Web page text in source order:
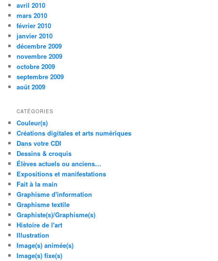
avril 2010
mars 2010
février 2010
janvier 2010
décembre 2009
novembre 2009
octobre 2009
septembre 2009
août 2009
CATÉGORIES
Couleur(s)
Créations digitales et arts numériques
Dans votre CDI
Dessins & croquis
Élèves actuels ou anciens…
Expositions et manifestations
Fait à la main
Graphisme d'information
Graphisme textile
Graphiste(s)/Graphisme(s)
Histoire de l'art
Illustration
Image(s) animée(s)
Image(s) fixe(s)